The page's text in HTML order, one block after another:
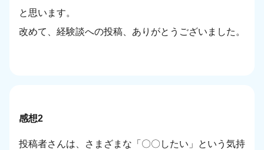
と思います。
改めて、経験談への投稿、ありがとうございました。
感想2
投稿者さんは、さまざまな「〇〇したい」という気持